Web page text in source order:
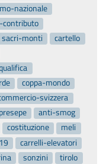
nazionale
contributo
sacri-monti
cartello
coppa-mondo
svizzera
presepe
anti-smog
costituzione
meli
carrelli-elevatori
sonzini
tirolo